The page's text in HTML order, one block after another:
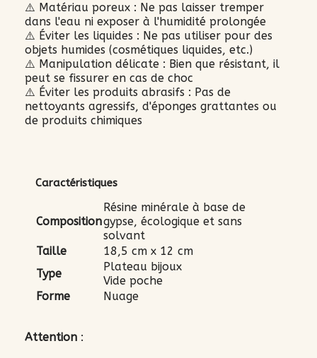
⚠️ Matériau poreux : Ne pas laisser tremper
dans l'eau ni exposer à l'humidité prolongée
⚠️ Éviter les liquides : Ne pas utiliser pour des
objets humides (cosmétiques liquides, etc.)
⚠️ Manipulation délicate : Bien que résistant, il
peut se fissurer en cas de choc
⚠️ Éviter les produits abrasifs : Pas de
nettoyants agressifs, d'éponges grattantes ou
de produits chimiques
Caractéristiques
Composition
Résine minérale à base de
gypse, écologique et sans
solvant
Taille
18,5 cm x 12 cm
Type
Plateau bijoux
Vide poche
Forme
Nuage
Attention :